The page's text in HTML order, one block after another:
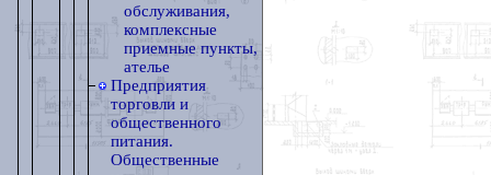
обслуживания,
комплексные
приемные пункты,
ателье
Предприятия
торговли и
общественного
питания.
Общественные